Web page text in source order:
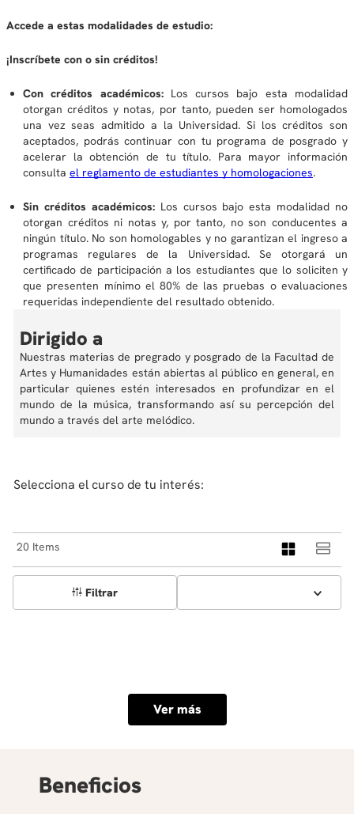
Accede a estas modalidades de estudio:
¡Inscríbete con o sin créditos!
Con créditos académicos:Los cursos bajo esta modalidad
otorgan créditos y notas, por tanto, pueden ser homologados
una vez seas admitido a la Universidad. Si los créditos son
aceptados, podrás continuar con tu programa de posgrado y
acelerar la obtención de tu título. Para mayor información
consulta el reglamento de estudiantes y homologaciones.
Sin créditos académicos:Los cursos bajo esta modalidad no
otorgan créditos ni notas y, por tanto, no son conducentes a
ningún título. No son homologables y no garantizan el ingreso a
programas regulares de la Universidad. Se otorgará un
certificado de participación a los estudiantes que lo soliciten y
que presenten mínimo el 80% de las pruebas o evaluaciones
requeridas independiente del resultado obtenido.
Dirigido a
Nuestras materias de pregrado y posgrado de la Facultad de
Artes y Humanidades están abiertas al público en general, en
particular quienes estén interesados en profundizar en el
mundo de la música, transformando así su percepción del
mundo a través del arte melódico.
Selecciona el curso de tu interés:
20
Filtrar
Ver más
Beneficios